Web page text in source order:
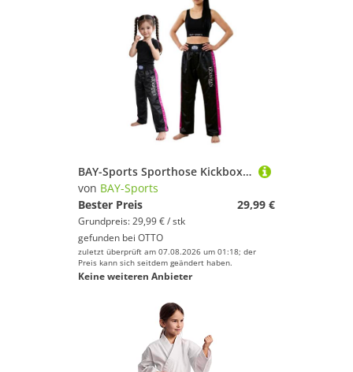
BAY-Sports Sporthose Kickboxhose EDEL STICK Hose lang Kickboxen Kampfsport Kampfsporthose für Kinder und Erwachsene, Schwarz/Pink
von BAY-Sports
Bester Preis
29,99 €
Grundpreis: 29,99 € / stk
gefunden bei OTTO
zuletzt überprüft am 07.08.2026 um 01:18; der
Preis kann sich seitdem geändert haben.
Keine weiteren Anbieter